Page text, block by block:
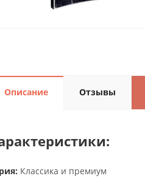
Описание Отзывы
Классика и премиум